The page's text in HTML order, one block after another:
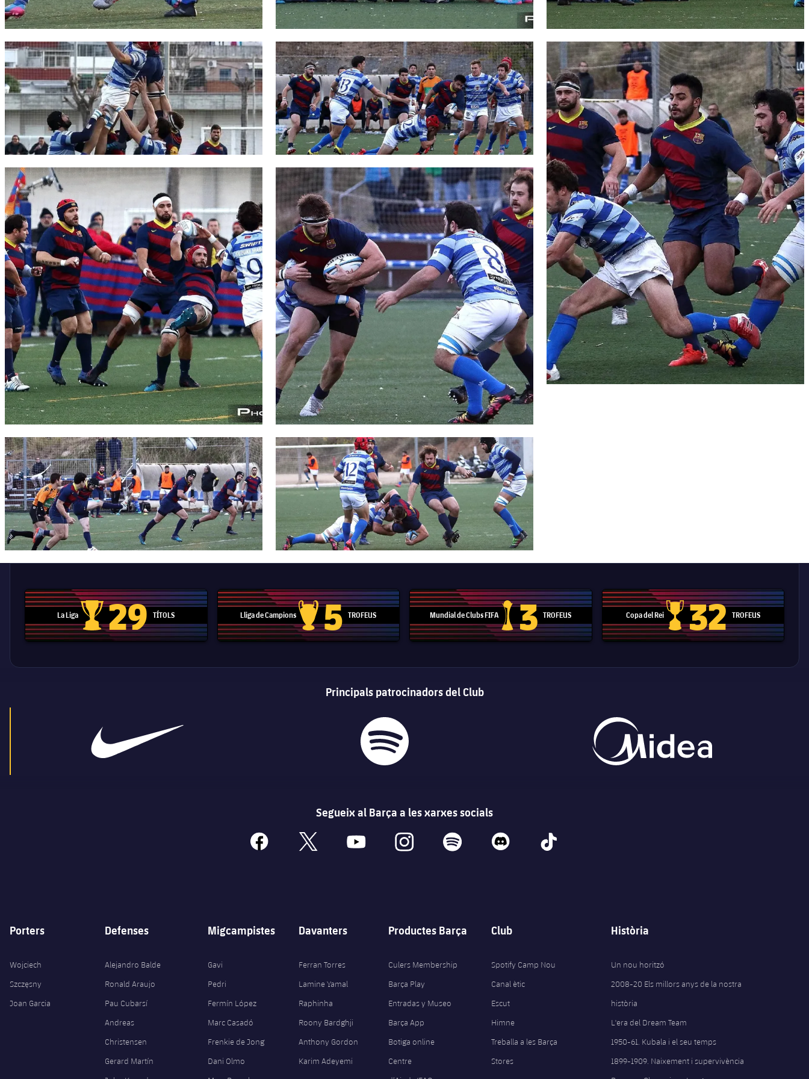
FC Barcelona club badge
FC Barcelona club badge
FC Barcelona club badge
FC Barcelona club badge
FC Barcelona club badge
FC Barcelona club badge
FC Barcelona club badge
La Liga
Trofeu de la Liga
29 TÍTOLS Lliga de Campions
Trofeu de la Lliga de Campions
5 TROFEUS Mundial de Clubs FIFA
Trofeu del Mundial de Clubs
3 TROFEUS Copa del Rei
Copa del Rei
32 TROFEUS
Principals patrocinadors del Club
Segueix al Barça a les xarxes socials
facebook x youtube instagram spotify discord tiktok
Porters
Wojciech
Szczęsny
Joan Garcia
Defenses
Alejandro Balde
Ronald Araujo
Pau Cubarsí
Andreas
Christensen
Gerard Martín
Migcampistes
Gavi
Pedri
Fermín López
Marc Casadó
Frenkie de Jong
Dani Olmo
Davanters
Ferran Torres
Lamine Yamal
Raphinha
Roony Bardghji
Anthony Gordon
Karim Adeyemi
Productes Barça
Culers Membership
Barça Play
Entradas y Museo
Barça App
Botiga online
Centre
Club
Spotify Camp Nou
Canal ètic
Escut
Himne
Treballa a les Barça
Stores
Història
Un nou horitzó
2008-20 Els millors anys de la nostra
història
L'era del Dream Team
1950-61. Kubala i el seu temps
1899-1909. Naixement i supervivència